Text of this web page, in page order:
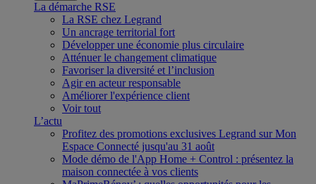
La démarche RSE
La RSE chez Legrand
Un ancrage territorial fort
Développer une économie plus circulaire
Atténuer le changement climatique
Favoriser la diversité et l’inclusion
Agir en acteur responsable
Améliorer l'expérience client
Voir tout
L’actu
Profitez des promotions exclusives Legrand sur Mon
Espace Connecté jusqu'au 31 août
Mode démo de l'App Home + Control : présentez la
maison connectée à vos clients